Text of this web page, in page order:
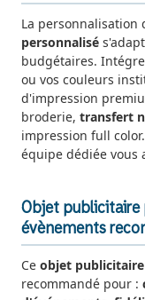
La personnalisation
personnalisé
budgétaires.
ou vos couleurs
d'impression
broderie, transfert
impression full
équipe dédiée vous
Objet publicitaire
évènements
Ce objet
recommandé pour :